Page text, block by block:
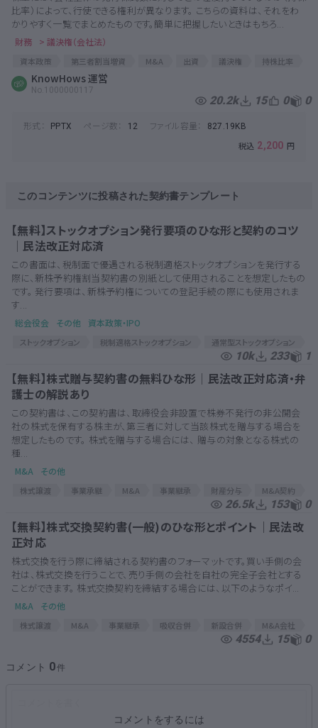
コメント 0
コメントをするには
比率）によって、行使できる権利が異なります。 こちらの資料は、それをわ
かりやすく一覧でまとめたものです。簡単に把握したいときはもちろ...
財務 > 議決権（会社法）
資本政策 第三者割当増資 M&A 出資 議決権
持株比率
株主
バリュエーション
エクイティファイナンス
KnowHows 運営
No.1000000117
20.2k 15 0 0
形式： PPTX ページ数： 12 ファイル容量： 827.19KB
2,200
このコンテンツに投稿された契約書テンプレート
【無料】ストックオプション発行要項のひな形と契約のコツ
│民法改正対応済
この書面は、税制面で優遇される税制適格ストックオプションを発行する
際に、新株予約権割当契約書の別紙として使用されることを想定したもの
です。 発行要項は、新株予約権についての登記手続の際にも使用されま
す...
総会役会 その他 資本政策・IPO
ストックオプション 税制適格ストックオプション
通常型ストックオプション
有償型ストックオプション
ストック・オプション
税制適格ストック・オプション
通常型ストック・オプション
10k 233 1
【無料】株式贈与契約書の無料ひな形│民法改正対応済・弁
護士の解説あり
この契約書は、この契約書は、取締役会非設置で株券不発行の非公開会
社の株式を保有する株主が、第三者に対して当該株式を贈与する場合を
想定したものです。 株式を贈与する場合には、 贈与の対象となる株式の
種...
M&A その他
株式譲渡 事業承継 M&A 事業継承 財産分与
M&A契約
株式譲渡契約
株式譲渡契約書
贈与 贈与契約 株式贈与 株式贈与契約書
26.5k 153 0
【無料】株式交換契約書(一般)のひな形とポイント｜民法改
正対応
株式交換を行う際に締結される契約書のフォーマットです。買い手側の会
社は、株式交換を行うことで、売り手側の会社を自社の完全子会社とする
ことができます。 株式交換契約を締結する場合には、以下のようなポイ...
M&A その他
株式譲渡 M&A 事業継承 吸収合併 新設合併
M&A会社
M&A契約
M&A契約書
4554 15 0